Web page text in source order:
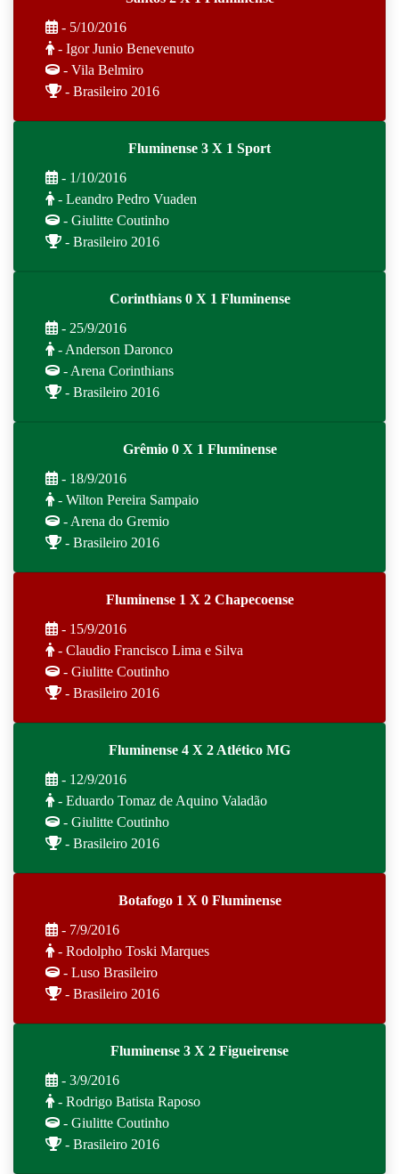
- 5/10/2016
- Igor Junio Benevenuto
- Vila Belmiro
- Brasileiro 2016
Fluminense 3 X 1 Sport
- 1/10/2016
- Leandro Pedro Vuaden
- Giulitte Coutinho
- Brasileiro 2016
Corinthians 0 X 1 Fluminense
- 25/9/2016
- Anderson Daronco
- Arena Corinthians
- Brasileiro 2016
Grêmio 0 X 1 Fluminense
- 18/9/2016
- Wilton Pereira Sampaio
- Arena do Gremio
- Brasileiro 2016
Fluminense 1 X 2 Chapecoense
- 15/9/2016
- Claudio Francisco Lima e Silva
- Giulitte Coutinho
- Brasileiro 2016
Fluminense 4 X 2 Atlético MG
- 12/9/2016
- Eduardo Tomaz de Aquino Valadão
- Giulitte Coutinho
- Brasileiro 2016
Botafogo 1 X 0 Fluminense
- 7/9/2016
- Rodolpho Toski Marques
- Luso Brasileiro
- Brasileiro 2016
Fluminense 3 X 2 Figueirense
- 3/9/2016
- Rodrigo Batista Raposo
- Giulitte Coutinho
- Brasileiro 2016